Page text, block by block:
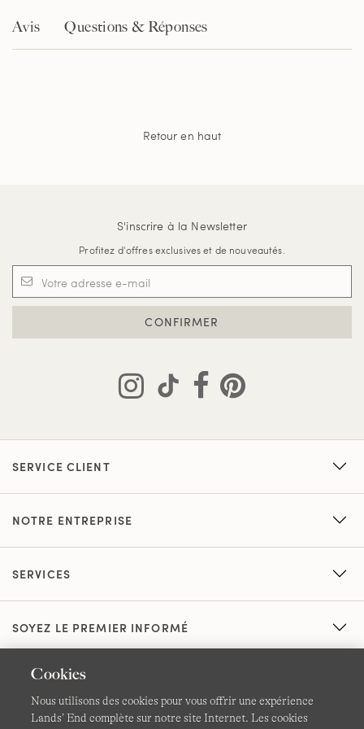
Avis Questions & Réponses
Retour en haut
S'inscrire à la Newsletter
Profitez d'offres exclusives et de nouveautés.
CONFIRMER
SERVICE CLIENT
NOTRE ENTREPRISE
SERVICES
SOYEZ LE PREMIER INFORMÉ
Cookies
Nous utilisons des cookies pour vous offrir une expérience
Lands’ End complète sur notre site Internet. Les cookies